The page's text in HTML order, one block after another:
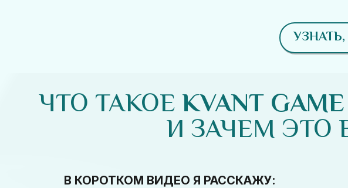
ЧТО ТАКОЕKVANT
И ЗАЧЕМ ЭТО
В КОРОТКОМ ВИДЕО Я РАССКАЖУ: